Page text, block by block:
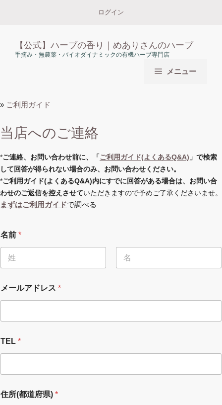
ログイン
【公式】ハーブの香り｜めありさんのハーブ
手摘み・無農薬・バイオダイナミックの有機ハーブ専門店
メニュー
» ご利用ガイド
当店へのご連絡
*ご連絡、お問い合わせ前に、「ご利用ガイド(よくあるQ&A) 」で検索
して回答が得られない場合のみ、お問い合わせください。
*ご利用ガイド(よくあるQ&A)内にすでに回答がある場合は、お問い合
わせのご返信を控えさせていただきますので予めご了承くださいませ。
まずはご利用ガイドで調べる
名前 *
前
*
メールアドレス *
TEL *
住所(都道府県) *